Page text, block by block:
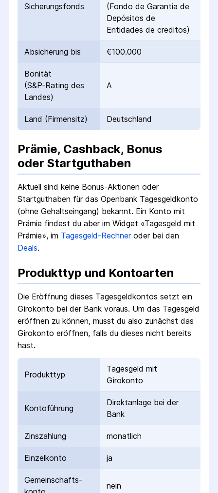
Sicherungs­fonds
(Fondo de Garantia de
Depósitos de
Entidades de creditos)
Absicherung bis €100.000
Bonität
(S&P-Rating des
Landes)
A
Land (Firmensitz) Deutschland
Prämie, Cashback, Bonus
oder Startguthaben
Aktuell sind keine Bonus-Aktionen oder
Startguthaben für das Openbank Tagesgeldkonto
(ohne Gehaltseingang) bekannt. Ein Konto mit
Prämie findest du aber im Widget «Tagesgeld mit
Prämie», im Tagesgeld-Rechneroder bei den
Deals.
Produkttyp und Kontoarten
Die Eröffnung dieses Tagesgeldkontos setzt ein
Girokonto bei der Bank voraus. Um das Tagesgeld
eröffnen zu können, musst du also zunächst das
Girokonto eröffnen, falls du dieses nicht bereits
hast.
Produkttyp
Tagesgeld mit
Girokonto
Kontoführung
Direktanlage bei der
Bank
Zinszahlung monatlich
Einzelkonto ja
Gemeinschafts­
nein